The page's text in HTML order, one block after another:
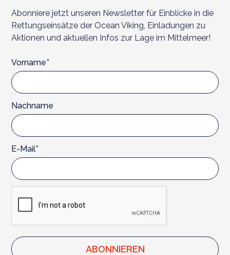
Abonniere jetzt unseren Newsletter für Einblicke in die
Rettungseinsätze der Ocean Viking, Einladungen zu
Aktionen und aktuellen Infos zur Lage im Mittelmeer!
Vorname*
Nachname
E-Mail*